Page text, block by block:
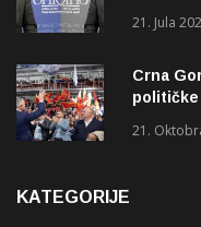
21. Jula
Crna
21.
KATEGORIJE